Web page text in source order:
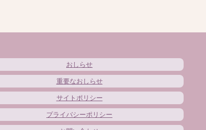
おしらせ
重要なおしらせ
サイトポリシー
プライバシーポリシー